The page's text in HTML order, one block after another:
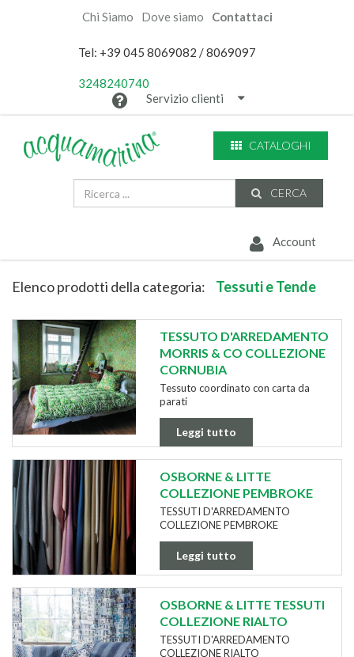
Chi Siamo Dove siamo Contattaci
Tel: +39 045 8069082 / 8069097
3248240740
Servizio clienti
CATALOGHI
CERCA
Account
Elenco prodotti della categoria: Tessuti e Tende
TESSUTO D'ARREDAMENTO
MORRIS & CO COLLEZIONE
CORNUBIA
Tessuto coordinato con carta da
parati
Leggi tutto
OSBORNE & LITTE
COLLEZIONE PEMBROKE
TESSUTI D'ARREDAMENTO
COLLEZIONE PEMBROKE
Leggi tutto
OSBORNE & LITTE TESSUTI
COLLEZIONE RIALTO
TESSUTI D'ARREDAMENTO
COLLEZIONE RIALTO